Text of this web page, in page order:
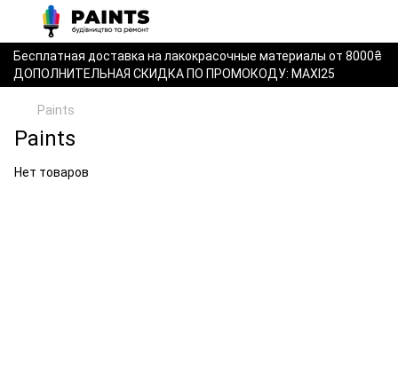
Бесплатная доставка на лакокрасочные материалы от 8000₴
ДОПОЛНИТЕЛЬНАЯ СКИДКА ПО ПРОМОКОДУ: MAXI25
Paints
Paints
Нет товаров